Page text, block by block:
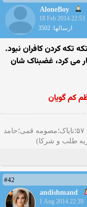
AloneBoy
18 Feb 2014 22:53
ارسالها: 3502
تکه کردن کافران نبود.
مى کرد، غضبناک شان
کم گويان
مرگ بر ۳ فاسد : ملا چپی مجاهد(+پسمانده های ۵۷؛نایاک؛مصومه قمی؛حامد
طلب و شرکا)
#42
andishmand
1 Aug 2014 22:39